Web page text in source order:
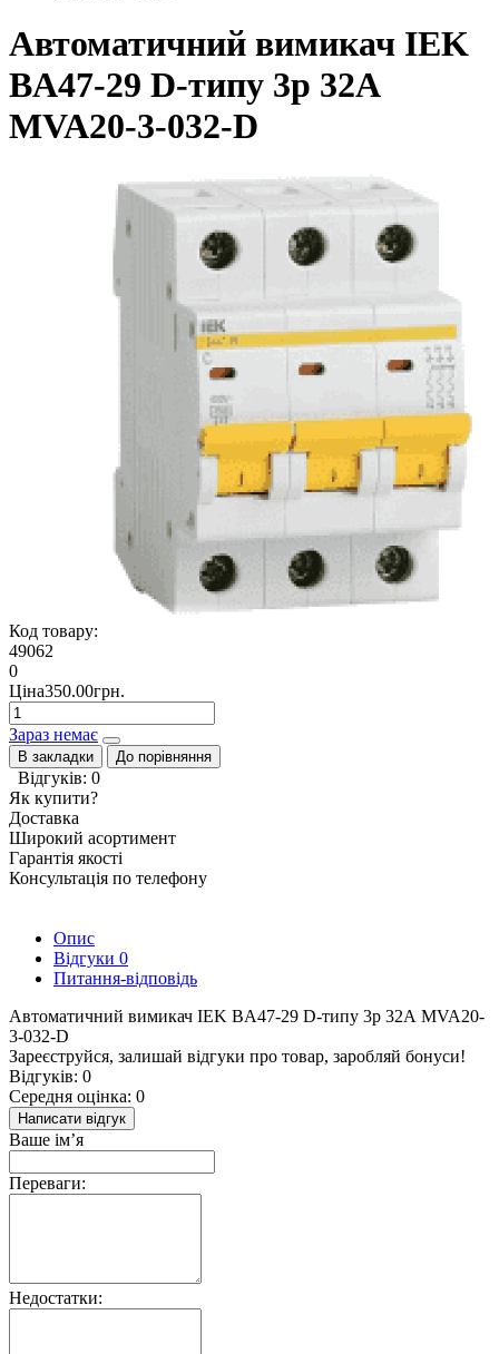
Автоматичний вимикач IEK
BA47-29 D-типу 3р 32А
MVA20-3-032-D
Код товару:
49062
0
Ціна350.00грн.
Зараз немає
В закладки До порівняння
Відгуків: 0
Як купити?
Доставка
Широкий асортимент
Гарантія якості
Консультація по телефону
Опис
Відгуки 0
Питання-відповідь
Автоматичний вимикач IEK BA47-29 D-типу 3р 32А MVA20-
3-032-D
Зареєструйся, залишай відгуки про товар, заробляй бонуси!
Відгуків: 0
Середня оцінка: 0
Написати відгук
Ваше ім’я
Переваги:
Недостатки: